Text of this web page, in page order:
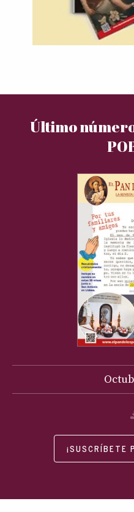
Último número
¡SUSCRÍBETE